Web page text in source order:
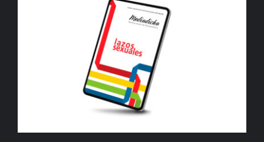
AÑADIR AL CARRITO /